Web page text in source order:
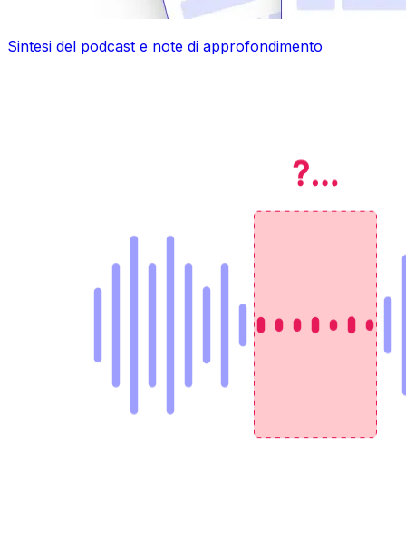
Sintesi del podcast e note di approfondimento